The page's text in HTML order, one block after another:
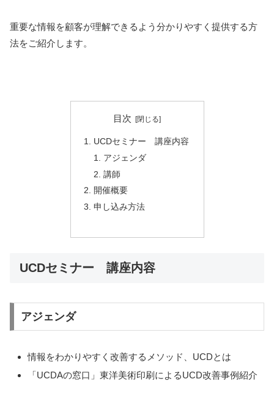
重要な情報を顧客が理解できるよう分かりやすく提供する方
法をご紹介します。
目次
UCDセミナー 講座内容
アジェンダ
講師
開催概要
申し込み方法
UCDセミナー 講座内容
アジェンダ
情報をわかりやすく改善するメソッド、UCDとは
「UCDAの窓口」東洋美術印刷によるUCD改善事例紹介